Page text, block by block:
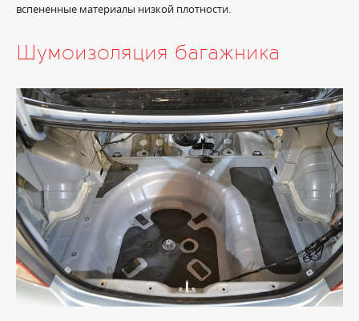
вспененные материалы низкой плотности.
Шумоизоляция багажника